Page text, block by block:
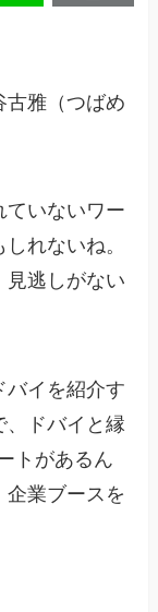
古雅（つばめ
ていないワー
れないね。
見逃しがない
バイを紹介す
、ドバイと縁
トがあるん
企業ブースを